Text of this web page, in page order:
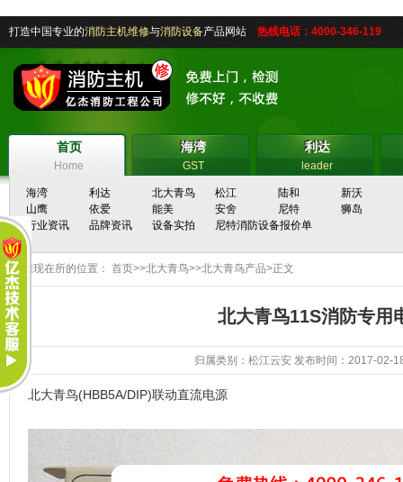
打造中国专业的消防主机维修与消防设备产品网站 热线电话：4000-346-119
首页 海湾 利达
首页
Home
海湾
GST
利达
leader
海湾 利达 北大青鸟 松江 陆和
新沃
山鹰
依爱 能美 安舍 尼特
狮岛
行业资讯
品牌资讯 设备实拍 尼特消防设备报价单
您现在所的位置： 首页>>北大青鸟>>北大青鸟产品>正文
北大青鸟11S消防专用
归属类别： 松江云安 发布时间：2017-02-
北大青鸟(HBB5A/DIP)联动直流电源